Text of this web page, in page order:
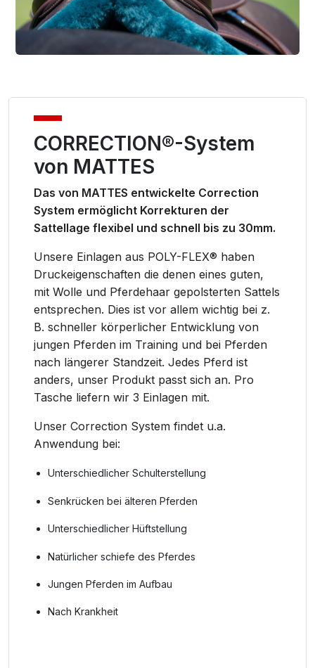
CORRECTION®-System
von MATTES
Das von MATTES entwickelte Correction
System ermöglicht Korrekturen der
Sattellage flexibel und schnell bis zu 30mm.
Unsere Einlagen aus POLY-FLEX® haben
Druckeigenschaften die denen eines guten,
mit Wolle und Pferdehaar gepolsterten Sattels
entsprechen. Dies ist vor allem wichtig bei z.
B. schneller körperlicher Entwicklung von
jungen Pferden im Training und bei Pferden
nach längerer Standzeit. Jedes Pferd ist
anders, unser Produkt passt sich an. Pro
Tasche liefern wir 3 Einlagen mit.
Unser Correction System findet u.a.
Anwendung bei:
Unterschiedlicher Schulterstellung
Senkrücken bei älteren Pferden
Unterschiedlicher Hüftstellung
Natürlicher schiefe des Pferdes
Jungen Pferden im Aufbau
Nach Krankheit